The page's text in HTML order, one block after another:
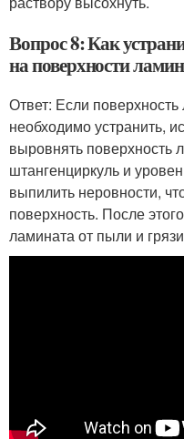
Вопрос 8: Как
на поверхности
Ответ: Если
необходимо устранить,
выровнять поверхность
штангенциркуль и
выпилить неровности,
поверхность. После
ламината от пыли и